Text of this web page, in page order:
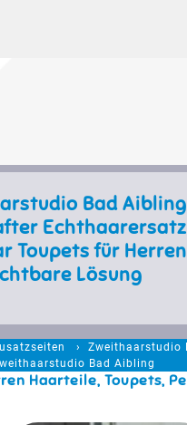
Bad
Toupets für
Lösung
Zweithaarstudio
Bad Aibling
Haarteile, Toupets,